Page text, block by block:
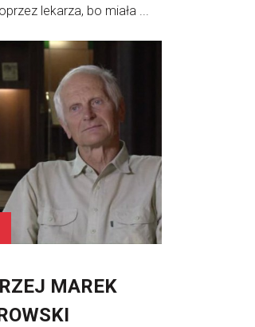
lekarza, bo miała ...
MAREK